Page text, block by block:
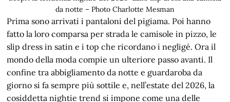
da notte – Photo Charlotte Mesman
Prima sono arrivati i pantaloni del pigiama. Poi hanno
fatto la loro comparsa per strada le camisole in pizzo, le
slip dress in satin e i top che ricordano i negligé. Ora il
mondo della moda compie un ulteriore passo avanti. Il
confine tra abbigliamento da notte e guardaroba da
giorno si fa sempre più sottile e, nell’estate del 2026, la
cosiddetta nightie trend si impone come una delle